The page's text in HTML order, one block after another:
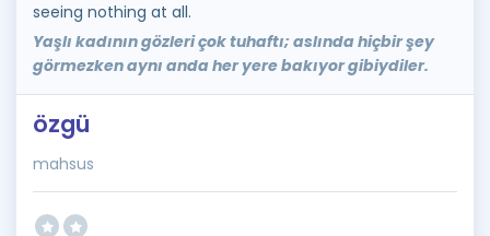
seeing nothing at all.
Yaşlı kadının gözleri çok tuhaftı; aslında hiçbir şey
görmezken aynı anda her yere bakıyor gibiydiler.
özgü
mahsus